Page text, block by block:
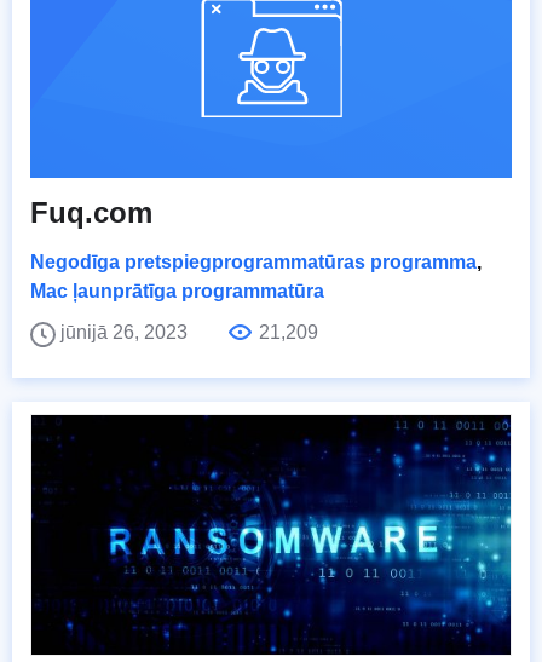
Fuq.com
Negodīga pretspiegprogrammatūras programma,
Mac ļaunprātīga programmatūra
jūnijā 26, 2023
21,209